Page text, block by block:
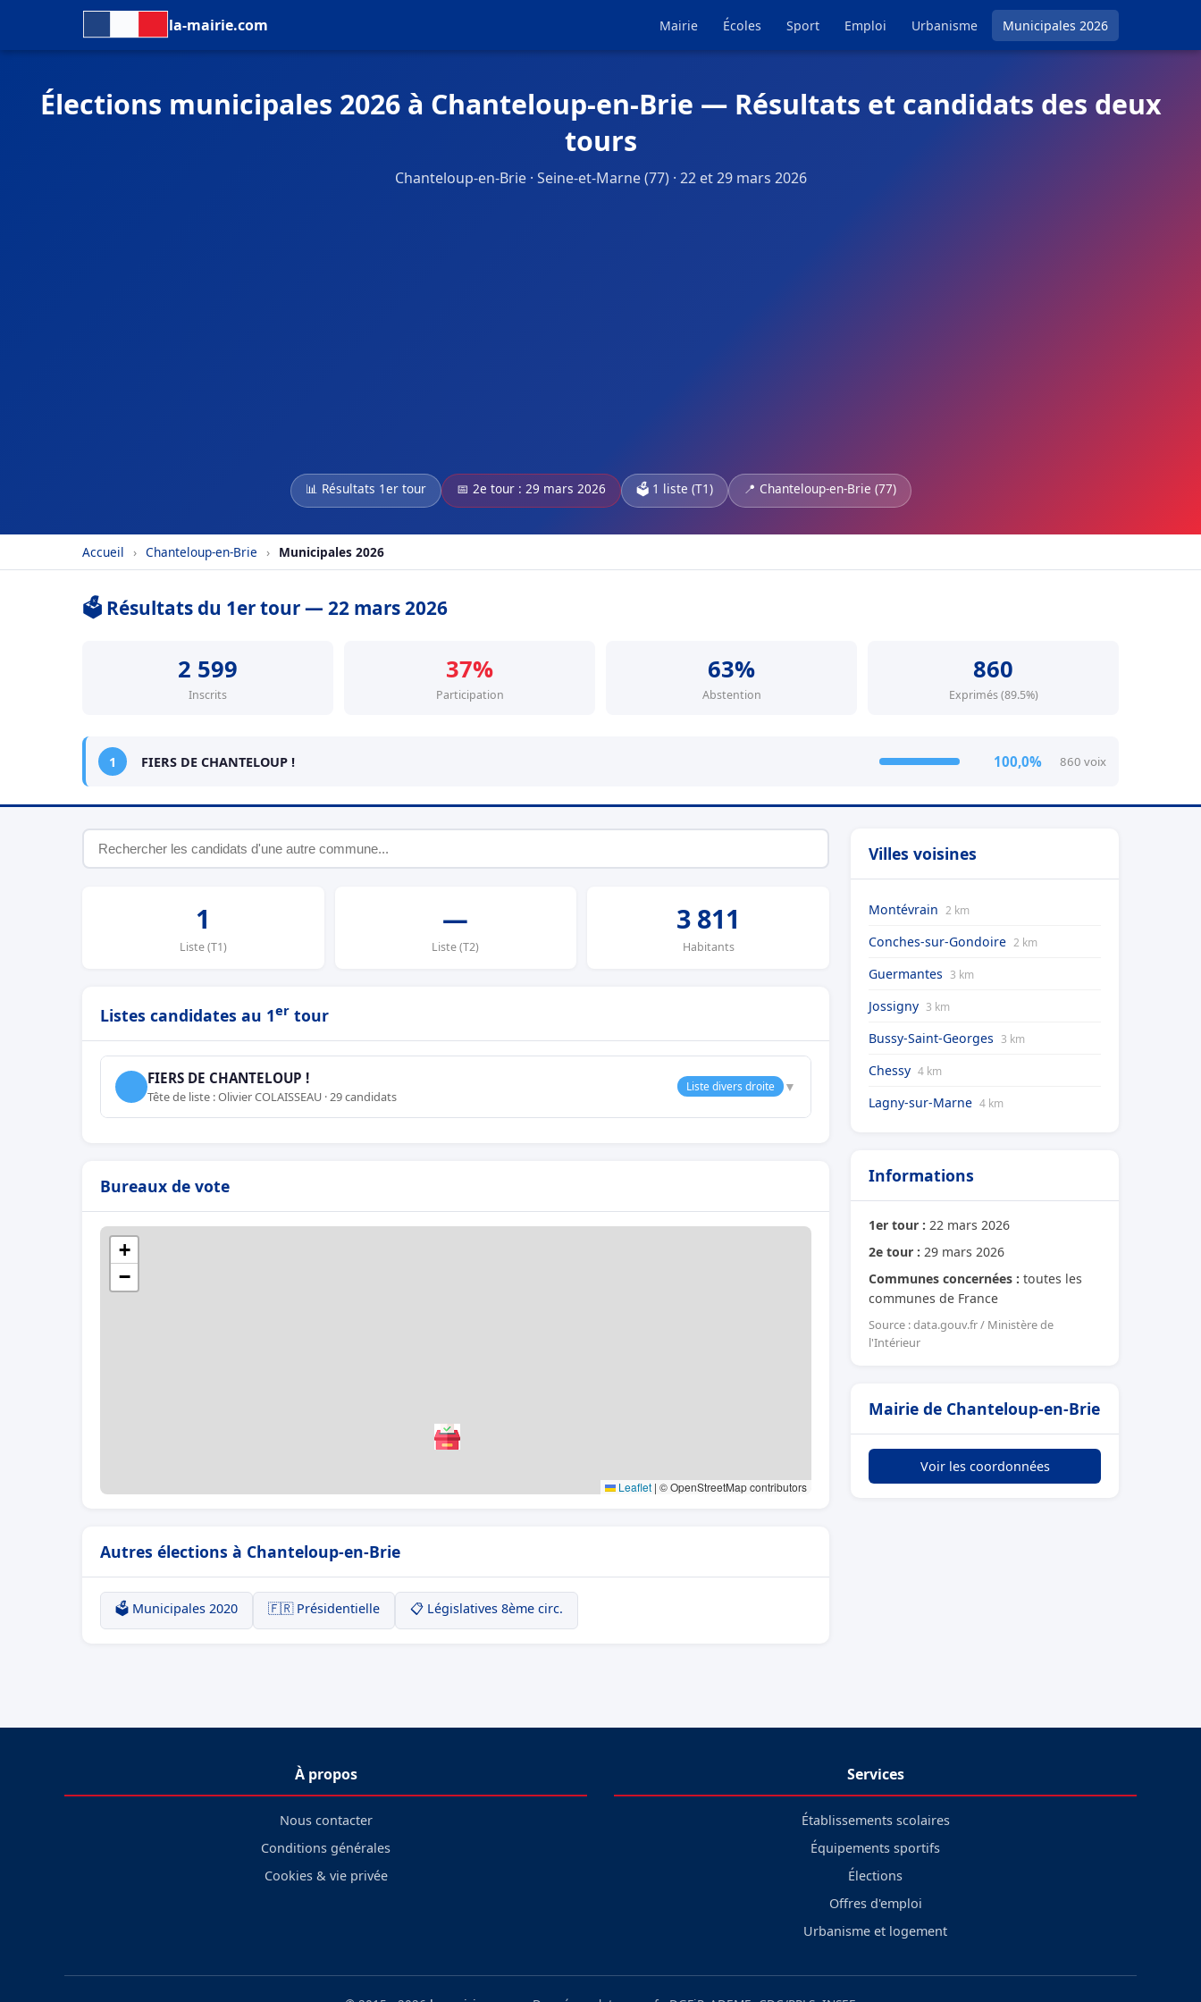
la-mairie.com Mairie Écoles Sport Emploi Urbanisme Municipales 2026
Élections municipales 2026 à Chanteloup-en-Brie — Résultats et candidats des deux
tours
Chanteloup-en-Brie · Seine-et-Marne (77) · 22 et 29 mars 2026
📊 Résultats 1er tour 📅 2e tour : 29 mars 2026 🗳️ 1 liste (T1) 📍 Chanteloup-en-Brie (77)
Accueil › Chanteloup-en-Brie › Municipales 2026
🗳️ Résultats du 1er tour — 22 mars 2026
2 599
Inscrits
37%
Participation
63%
Abstention
860
Exprimés (89.5%)
1 FIERS DE CHANTELOUP ! 100,0% 860 voix
1
Liste (T1)
—
Liste (T2)
3 811
Habitants
Listes candidates au 1er tour
FIERS DE CHANTELOUP !
Tête de liste : Olivier COLAISSEAU · 29 candidats
Liste divers droite ▼
Bureaux de vote
+
−
Leaflet | © OpenStreetMap contributors
Autres élections à Chanteloup-en-Brie
🗳️ Municipales 2020 🇫🇷 Présidentielle 📋 Législatives 8ème circ.
Villes voisines
Montévrain 2 km
Conches-sur-Gondoire 2 km
Guermantes 3 km
Jossigny 3 km
Bussy-Saint-Georges 3 km
Chessy 4 km
Lagny-sur-Marne 4 km
Informations
1er tour : 22 mars 2026
2e tour : 29 mars 2026
Communes concernées : toutes les
communes de France
Source : data.gouv.fr / Ministère de
l'Intérieur
Mairie de Chanteloup-en-Brie
Voir les coordonnées
À propos
Nous contacter
Conditions générales
Cookies & vie privée
Services
Établissements scolaires
Équipements sportifs
Élections
Offres d'emploi
Urbanisme et logement